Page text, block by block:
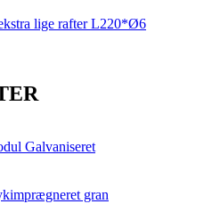
lige rafter L220*Ø6
Galvaniseret